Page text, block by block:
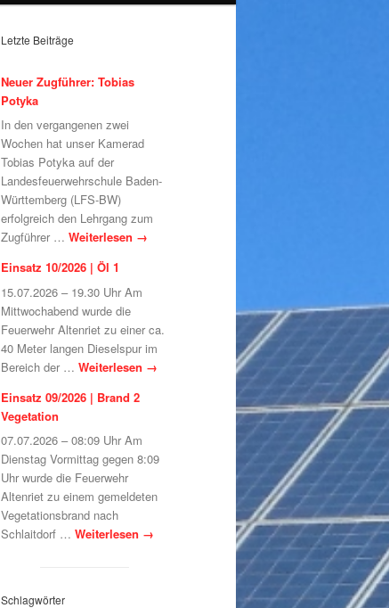
Letzte Beiträge
Neuer Zugführer: Tobias
Potyka
In den vergangenen zwei
Wochen hat unser Kamerad
Tobias Potyka auf der
Landesfeuerwehrschule Baden-
Württemberg (LFS-BW)
erfolgreich den Lehrgang zum
Zugführer … Weiterlesen →
Einsatz 10/2026 | Öl 1
15.07.2026 – 19.30 Uhr Am
Mittwochabend wurde die
Feuerwehr Altenriet zu einer ca.
40 Meter langen Dieselspur im
Bereich der … Weiterlesen →
Einsatz 09/2026 | Brand 2
Vegetation
07.07.2026 – 08:09 Uhr Am
Dienstag Vormittag gegen 8:09
Uhr wurde die Feuerwehr
Altenriet zu einem gemeldeten
Vegetationsbrand nach
Schlaitdorf … Weiterlesen →
Schlagwörter